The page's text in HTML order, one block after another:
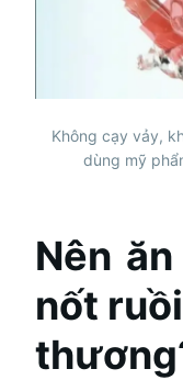
Không cạy vảy,
dùng mỹ
Nên
nốt